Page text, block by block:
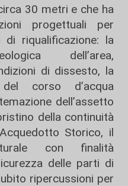
30 metri e che ha
progettuali per
di riqualificazione: la
dell’area,
di dissesto, la
corso d’acqua
dell’assetto
della continuità
Storico, il
con finalità
delle parti di
ripercussioni per